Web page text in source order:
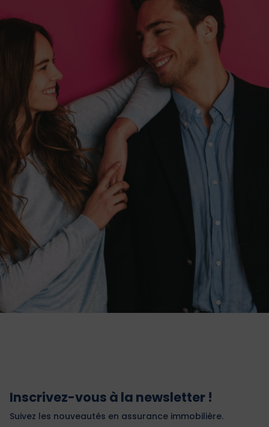
Inscrivez-vous à la newsletter !
Suivez les nouveautés en assurance immobilière.